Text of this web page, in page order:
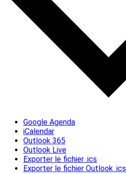
Google Agenda
iCalendar
Outlook 365
Outlook Live
Exporter le fichier .ics
Exporter le fichier Outlook .ics